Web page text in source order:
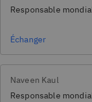
Responsable
Échanger
Naveen Kaul
Responsable